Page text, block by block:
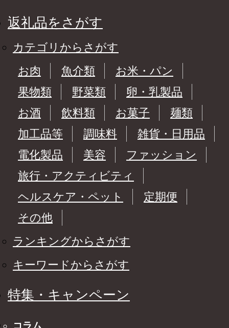
返礼品をさがす
カテゴリからさがす
お肉
魚介類
お米・パン
果物類
野菜類
卵・乳製品
お酒
飲料類 お菓子
麺類
加工品等
調味料
雑貨・日用品
電化製品
美容
ファッション
旅行・アクティビティ
ヘルスケア・ペット
定期便
その他
ランキングからさがす
キーワードからさがす
特集・キャンペーン
コラム